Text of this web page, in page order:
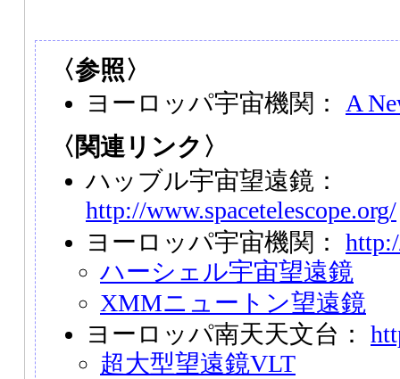
〈参照〉
ヨーロッパ宇宙機関： A
〈関連リンク〉
ハッブル宇宙望遠鏡：
http://www.spacetelescope.org/
ヨーロッパ宇宙機関：
ハーシェル宇宙望遠鏡
XMMニュートン望遠鏡
ヨーロッパ南天天文台：
超大型望遠鏡VLT